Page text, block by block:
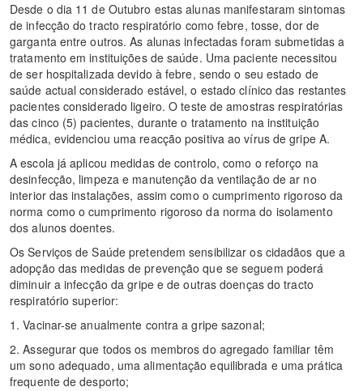
Desde o dia 11 de Outubro estas alunas manifestaram sintomas
de infecção do tracto respiratório como febre, tosse, dor de
garganta entre outros. As alunas infectadas foram submetidas a
tratamento em instituições de saúde. Uma paciente necessitou
de ser hospitalizada devido à febre, sendo o seu estado de
saúde actual considerado estável, o estado clínico das restantes
pacientes considerado ligeiro. O teste de amostras respiratórias
das cinco (5) pacientes, durante o tratamento na instituição
médica, evidenciou uma reacção positiva ao vírus de gripe A.
A escola já aplicou medidas de controlo, como o reforço na
desinfecção, limpeza e manutenção da ventilação de ar no
interior das instalações, assim como o cumprimento rigoroso da
norma como o cumprimento rigoroso da norma do isolamento
dos alunos doentes.
Os Serviços de Saúde pretendem sensibilizar os cidadãos que a
adopção das medidas de prevenção que se seguem poderá
diminuir a infecção da gripe e de outras doenças do tracto
respiratório superior:
1. Vacinar-se anualmente contra a gripe sazonal;
2. Assegurar que todos os membros do agregado familiar têm
um sono adequado, uma alimentação equilibrada e uma prática
frequente de desporto;